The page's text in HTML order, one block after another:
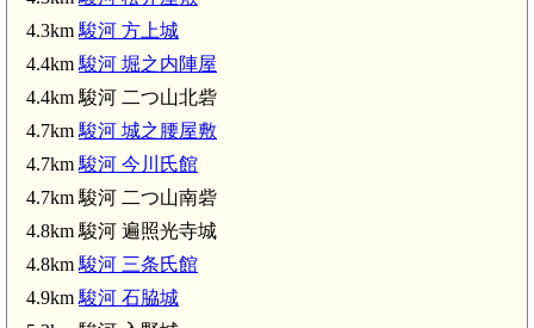
4.3km駿河 方上城
4.4km駿河 堀之内陣屋
4.4km 駿河 二つ山北砦
4.7km駿河 城之腰屋敷
4.7km駿河 今川氏館
4.7km 駿河 二つ山南砦
4.8km 駿河 遍照光寺城
4.8km駿河 三条氏館
4.9km駿河 石脇城